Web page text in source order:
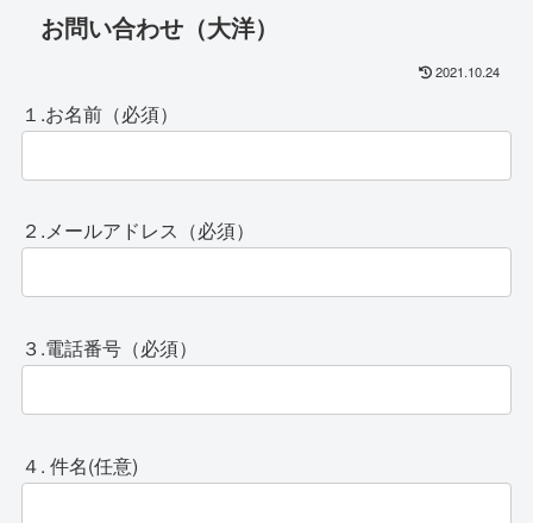
お問い合わせ（大洋）
2021.10.24
１.お名前（必須）
２.メールアドレス（必須）
３.電話番号（必須）
４. 件名(任意)